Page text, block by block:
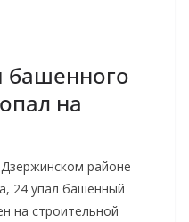
башенного
на
районе
24 упал башенный
на строительной